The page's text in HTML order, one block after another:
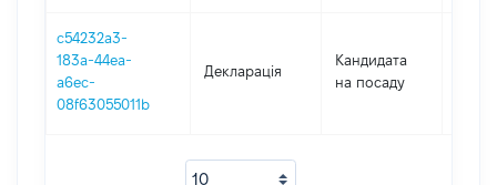
c54232a3-
183a-44ea-
a6ec-
08f63055011b
Декларація
Кандидата
на посаду